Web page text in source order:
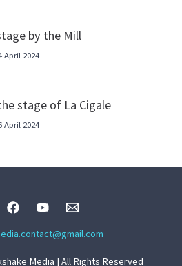
by the Mill
April 2024
stage of La Cigale
April 2024
Media | All Rights Reserved